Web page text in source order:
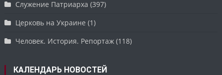
Служение Патриарха (397)
Церковь на Украине (1)
Человек. История. Репортаж (118)
КАЛЕНДАРЬ НОВОСТЕЙ